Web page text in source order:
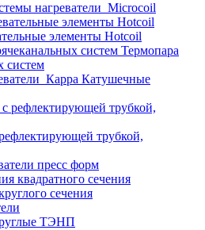
нагреватели_Microcoil
элементы Hotcoil
Термопара
систем
Катушечные
трубкой,
пресс форм
квадратного сечения
сечения
ТЭНП